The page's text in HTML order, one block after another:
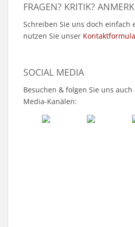
FRAGEN? KRITIK?
Schreiben Sie uns doch einfach
nutzen Sie unser
SOCIAL MEDIA
Besuchen & folgen Sie uns
Media-Kanälen: